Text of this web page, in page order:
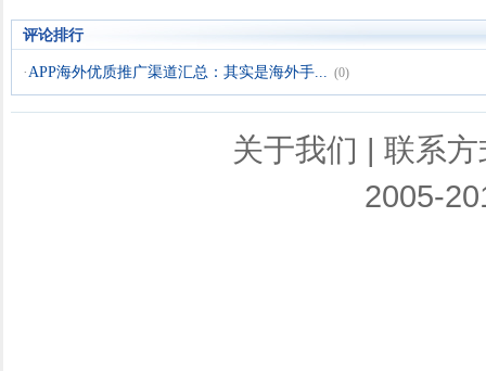
评论排行
·APP海外优质推广渠道汇总：其实是海外手... (0)
关于我们 | 联系方
2005-